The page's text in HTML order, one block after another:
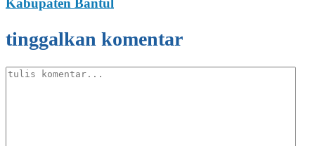
Kabupaten Bantul
tinggalkan komentar